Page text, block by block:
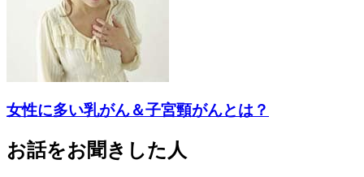
女性に多い乳がん＆子宮頸がんとは？
お話をお聞きした人